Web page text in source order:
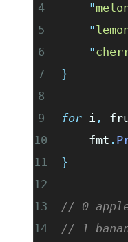
	"
	"
	"
}
for i ,
	fmt
.
}
// 0
// 1